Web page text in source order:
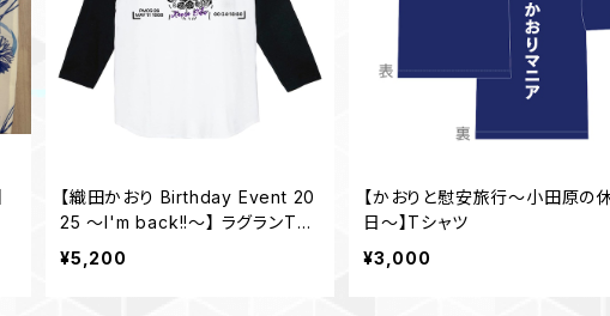
【織田かおり Birthday Event 20
25 〜I'm back!!〜】 ラグランTシ
ャツ
¥5,200
【かおりと慰安旅行〜小田原の
日〜】Tシャツ
¥3,000